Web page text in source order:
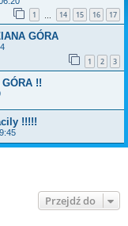
1 14 15 16 17
GÓRA
1 2 3
!!
!!!!!
Przejdź do